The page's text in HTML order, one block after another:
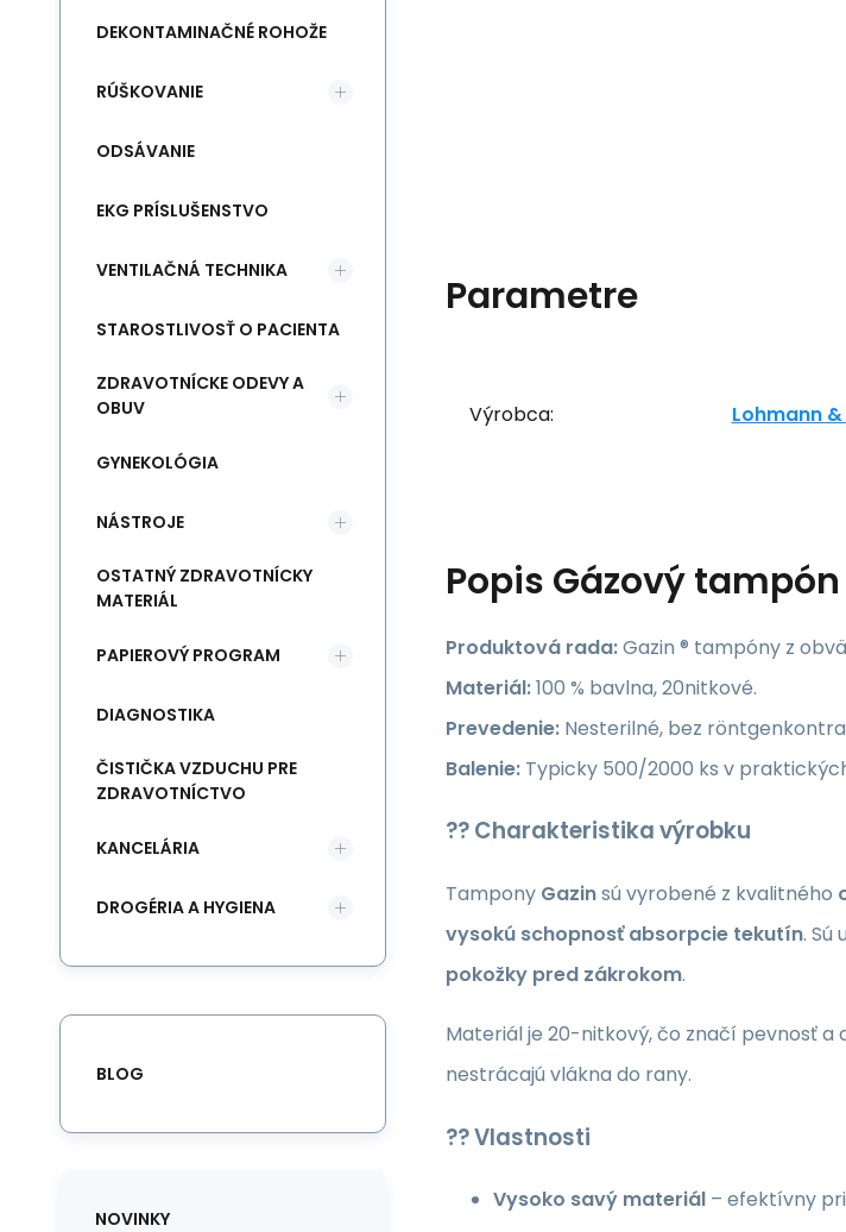
Parametre
Výrobca: Lohmann
Popis Gázový
Produktová rada:Gazin ® tampóny z
Materiál:100 % bavlna, 20nitkové.
Prevedenie: Nesterilné, bez
Balenie: Typicky 500/2000 ks v
?? Charakteristika výrobku
Tampony Gazinsú vyrobené z kvalitného
vysokú schopnosť absorpcie tekutín. Sú
pokožky pred zákrokom.
Materiál je 20-nitkový, čo značí pevnosť
nestrácajú vlákna do rany.
?? Vlastnosti
Vysoko savý materiál – efektívny
DEKONTAMINAČNÉ ROHOŽE
RÚŠKOVANIE
ODSÁVANIE
EKG PRÍSLUŠENSTVO
VENTILAČNÁ TECHNIKA
STAROSTLIVOSŤ O PACIENTA
ZDRAVOTNÍCKE ODEVY A
OBUV
GYNEKOLÓGIA
NÁSTROJE
OSTATNÝ ZDRAVOTNÍCKY
MATERIÁL
PAPIEROVÝ PROGRAM
DIAGNOSTIKA
ČISTIČKA VZDUCHU PRE
ZDRAVOTNÍCTVO
KANCELÁRIA
DROGÉRIA A HYGIENA
BLOG
NOVINKY